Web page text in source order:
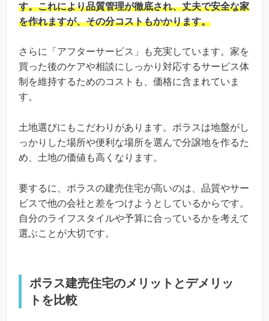
す。これにより品質管理が徹底され、丈夫で安全な家
を作れますが、その分コストもかかります。
さらに「アフターサービス」も充実しています。家を
買った後のケアや相談にしっかり対応するサービス体
制を維持するためのコストも、価格に含まれていま
す。
土地選びにもこだわりがあります。ポラスは地盤がし
っかりした場所や便利な場所を選んで分譲地を作るた
め、土地の価値も高くなります。
要するに、ポラスの建売住宅が高いのは、品質やサー
ビスで他の会社と差をつけようとしているからです。
自分のライフスタイルや予算に合っているかを考えて
選ぶことが大切です。
ポラス建売住宅のメリットとデメリッ
トを比較